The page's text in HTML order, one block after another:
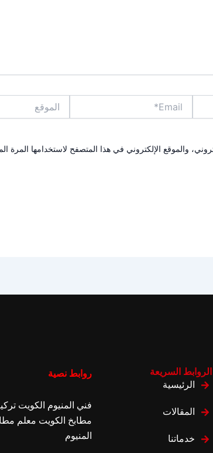
والموقع الإلكتروني في هذا المتصفح لاستخدامها المرة
الروابط السريعة
الرئيسية
المقالات
خدماتنا
روابط نصية
فني المنيوم الكويت
مطابخ الكويت معلم
المنيوم